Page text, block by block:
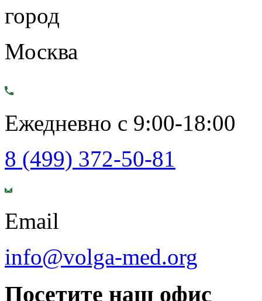
город
Москва
Ежедневно с 9:00-18:00
8 (499) 372-50-81
Email
info@volga-med.org
Посетите наш офис